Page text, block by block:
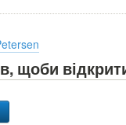
щоби